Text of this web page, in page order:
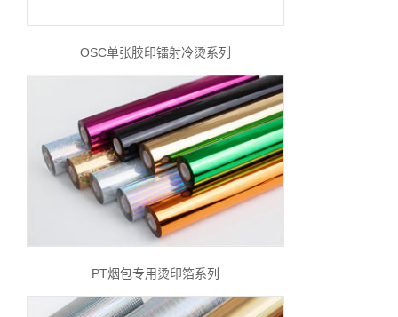
OSC单张胶印镭射冷烫系列
PT烟包专用烫印箔系列